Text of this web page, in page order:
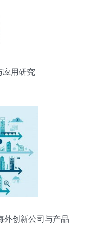
应用研究
外创新公司与产品